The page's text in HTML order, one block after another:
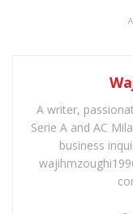
A writer,
Serie A and AC
business